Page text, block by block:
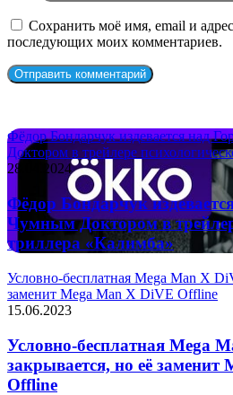
Сохранить моё имя, email и
последующих моих комментариев.
Фёдор Бондарчук издевается над
Доктором в трейлере
28.04.2024
Фёдор Бондарчук
Чумным Доктором в
триллера «Калимба»
Условно-бесплатная Mega Man X
заменит Mega Man X DiVE Offline
15.06.2023
Условно-бесплатная Mega
закрывается, но её
Offline